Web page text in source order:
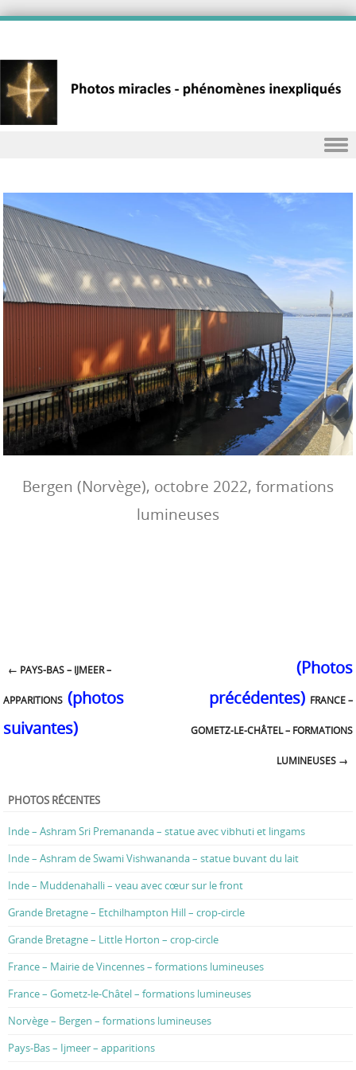
Bergen (Norvège), octobre 2022, formations
lumineuses
Post navigation
← PAYS-BAS – IJMEER –
APPARITIONS FRANCE –
GOMETZ-LE-CHÂTEL – FORMATIONS
LUMINEUSES →
PHOTOS RÉCENTES
Inde – Ashram Sri Premananda – statue avec vibhuti et lingams
Inde – Ashram de Swami Vishwananda – statue buvant du lait
Inde – Muddenahalli – veau avec cœur sur le front
Grande Bretagne – Etchilhampton Hill – crop-circle
Grande Bretagne – Little Horton – crop-circle
France – Mairie de Vincennes – formations lumineuses
France – Gometz-le-Châtel – formations lumineuses
Norvège – Bergen – formations lumineuses
Pays-Bas – Ijmeer – apparitions